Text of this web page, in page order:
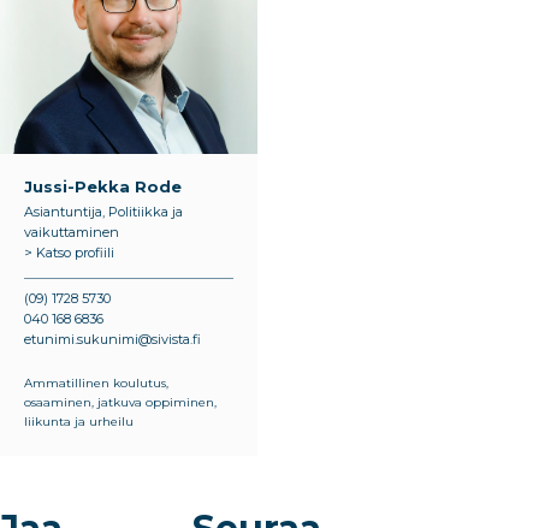
Jussi-Pekka Rode
Asiantuntija, Politiikka ja
vaikuttaminen
> Katso profiili
(09) 1728 5730
040 168 6836
etunimi.sukunimi@sivista.fi
Ammatillinen koulutus,
osaaminen, jatkuva oppiminen,
liikunta ja urheilu